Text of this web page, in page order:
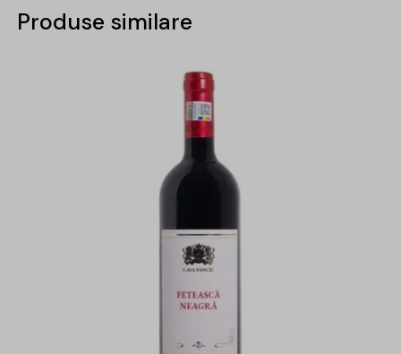
Produse similare